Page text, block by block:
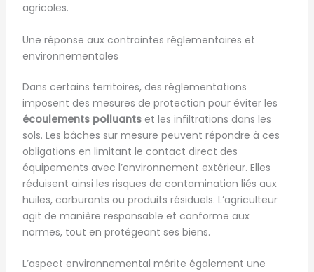
agricoles.
Une réponse aux contraintes réglementaires et
environnementales
Dans certains territoires, des réglementations
imposent des mesures de protection pour éviter les
écoulements polluantset les infiltrations dans les
sols. Les bâches sur mesure peuvent répondre à ces
obligations en limitant le contact direct des
équipements avec l’environnement extérieur. Elles
réduisent ainsi les risques de contamination liés aux
huiles, carburants ou produits résiduels. L’agriculteur
agit de manière responsable et conforme aux
normes, tout en protégeant ses biens.
L’aspect environnemental mérite également une